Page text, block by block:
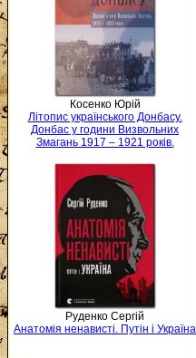
Косенко Юрій
Літопис українського Донбасу.
Донбас у години Визвольних
Змагань 1917 – 1921 років.
Руденко Сергій
Анатомія ненависті. Путін і Україна